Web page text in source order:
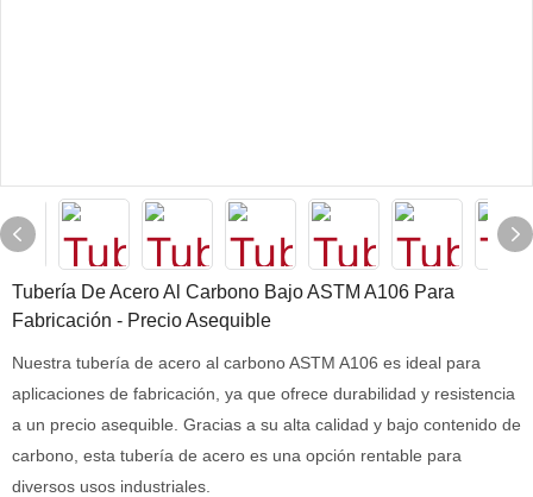
Tubería De Acero Al Carbono Bajo ASTM A106 Para
Fabricación - Precio Asequible
Nuestra tubería de acero al carbono ASTM A106 es ideal para
aplicaciones de fabricación, ya que ofrece durabilidad y resistencia
a un precio asequible. Gracias a su alta calidad y bajo contenido de
carbono, esta tubería de acero es una opción rentable para
diversos usos industriales.